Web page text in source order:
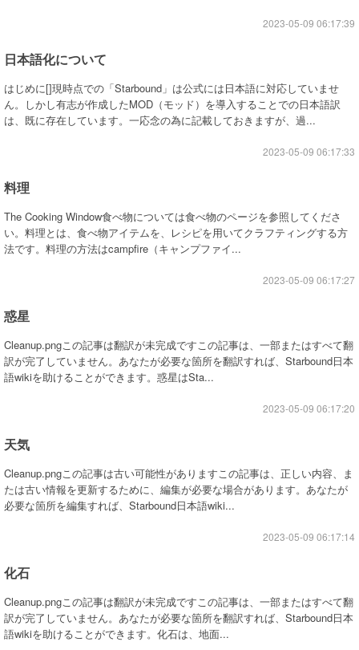
2023-05-09 06:17:39
日本語化について
はじめに[]現時点での「Starbound」は公式には日本語に対応していませ
ん。しかし有志が作成したMOD（モッド）を導入することでの日本語訳
は、既に存在しています。一応念の為に記載しておきますが、過...
2023-05-09 06:17:33
料理
The Cooking Window食べ物については食べ物のページを参照してくださ
い。料理とは、食べ物アイテムを、レシピを用いてクラフティングする方
法です。料理の方法はcampfire（キャンプファイ...
2023-05-09 06:17:27
惑星
Cleanup.pngこの記事は翻訳が未完成ですこの記事は、一部またはすべて翻
訳が完了していません。あなたが必要な箇所を翻訳すれば、Starbound日本
語wikiを助けることができます。惑星はSta...
2023-05-09 06:17:20
天気
Cleanup.pngこの記事は古い可能性がありますこの記事は、正しい内容、ま
たは古い情報を更新するために、編集が必要な場合があります。あなたが
必要な箇所を編集すれば、Starbound日本語wiki...
2023-05-09 06:17:14
化石
Cleanup.pngこの記事は翻訳が未完成ですこの記事は、一部またはすべて翻
訳が完了していません。あなたが必要な箇所を翻訳すれば、Starbound日本
語wikiを助けることができます。化石は、地面...